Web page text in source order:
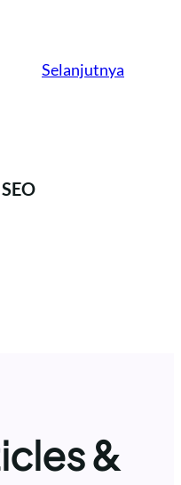
Selanjutnya
&